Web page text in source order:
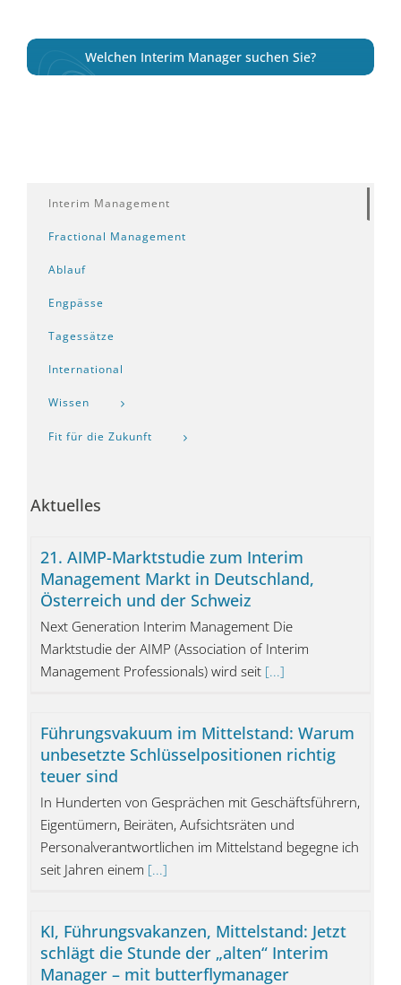
Welchen Interim Manager suchen Sie?
Interim Management
Fractional Management
Ablauf
Engpässe
Tagessätze
International
Wissen
Fit für die Zukunft
Aktuelles
21. AIMP-Marktstudie zum Interim
Management Markt in Deutschland,
Österreich und der Schweiz
Next Generation Interim Management Die
Marktstudie der AIMP (Association of Interim
Management Professionals) wird seit[...]
Führungs­vakuum im Mittel­stand: Warum
unbesetzte Schlüssel­positionen richtig
teuer sind
In Hunderten von Gesprächen mit Geschäftsführern,
Eigentümern, Beiräten, Aufsichtsräten und
Personalverantwortlichen im Mittelstand begegne ich
seit Jahren einem [...]
KI, Führungsvakanzen, Mittelstand: Jetzt
schlägt die Stunde der „alten“ Interim
Manager – mit butterflymanager